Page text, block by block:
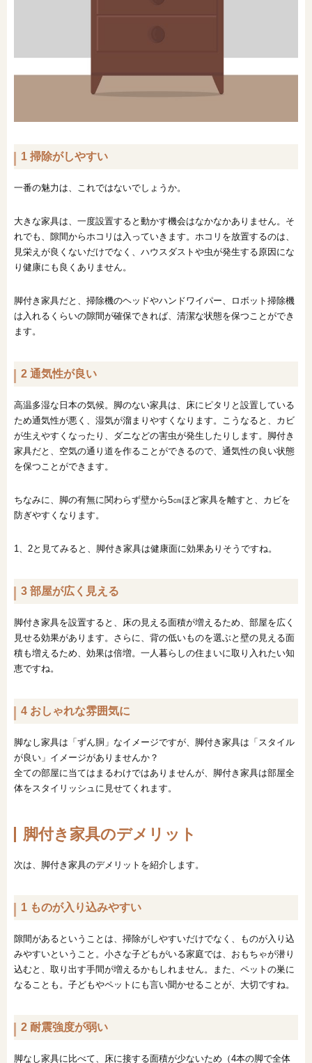
1 掃除がしやすい
一番の魅力は、これではないでしょうか。
大きな家具は、一度設置すると動かす機会はなかなかありません。そ
れでも、隙間からホコリは入っていきます。ホコリを放置するのは、
見栄えが良くないだけでなく、ハウスダストや虫が発生する原因にな
り健康にも良くありません。
脚付き家具だと、掃除機のヘッドやハンドワイパー、ロボット掃除機
は入れるくらいの隙間が確保できれば、清潔な状態を保つことができ
ます。
2 通気性が良い
高温多湿な日本の気候。脚のない家具は、床にピタリと設置している
ため通気性が悪く、湿気が溜まりやすくなります。こうなると、カビ
が生えやすくなったり、ダニなどの害虫が発生したりします。脚付き
家具だと、空気の通り道を作ることができるので、通気性の良い状態
を保つことができます。
ちなみに、脚の有無に関わらず壁から5㎝ほど家具を離すと、カビを
防ぎやすくなります。
1、2と見てみると、脚付き家具は健康面に効果ありそうですね。
3 部屋が広く見える
脚付き家具を設置すると、床の見える面積が増えるため、部屋を広く
見せる効果があります。さらに、背の低いものを選ぶと壁の見える面
積も増えるため、効果は倍増。一人暮らしの住まいに取り入れたい知
恵ですね。
4 おしゃれな雰囲気に
脚なし家具は「ずん胴」なイメージですが、脚付き家具は「スタイル
が良い」イメージがありませんか？
全ての部屋に当てはまるわけではありませんが、脚付き家具は部屋全
体をスタイリッシュに見せてくれます。
脚付き家具のデメリット
次は、脚付き家具のデメリットを紹介します。
1 ものが入り込みやすい
隙間があるということは、掃除がしやすいだけでなく、ものが入り込
みやすいということ。小さな子どもがいる家庭では、おもちゃが潜り
込むと、取り出す手間が増えるかもしれません。また、ペットの巣に
なることも。子どもやペットにも言い聞かせることが、大切ですね。
2 耐震強度が弱い
脚なし家具に比べて、床に接する面積が少ないため（4本の脚で全体